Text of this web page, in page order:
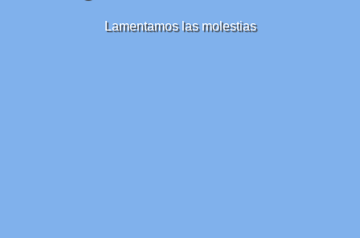
Lamentamos las molestias